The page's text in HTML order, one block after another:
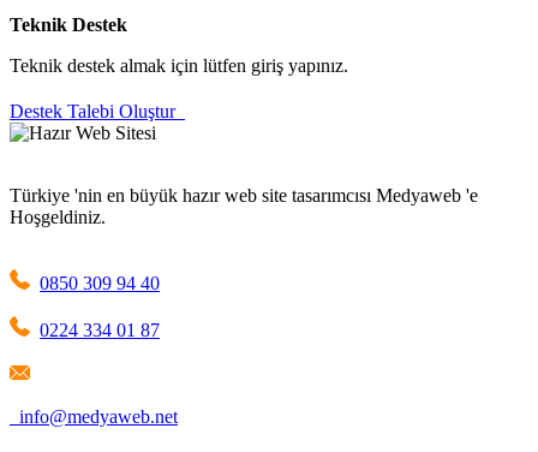
Teknik Destek
Teknik destek almak için lütfen giriş yapınız.
Destek Talebi Oluştur
Türkiye 'nin en büyük hazır web site tasarımcısı Medyaweb 'e
Hoşgeldiniz.
0850 309 94 40
0224 334 01 87
info@medyaweb.net